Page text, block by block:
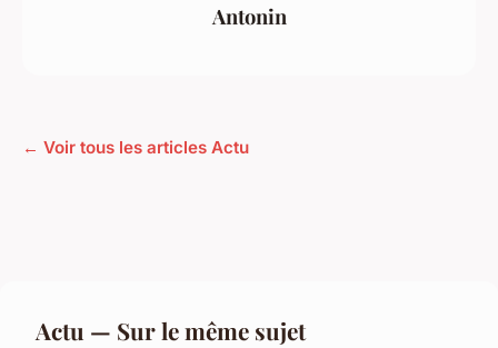
Antonin
← Voir tous les articles Actu
Actu — Sur le même sujet